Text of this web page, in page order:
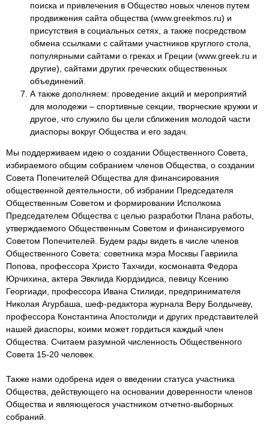
поиска и привлечения в Общество новых членов путем
продвижения сайта общества (www.greekmos.ru) и
присутствия в социальных сетях, а также посредством
обмена ссылками с сайтами участников круглого стола,
популярными сайтами о греках и Греции (www.greek.ru и
другие), сайтами других греческих общественных
объединений.
А также дополняем: проведение акций и мероприятий
для молодежи – спортивные секции, творческие кружки и
другое, что служило бы цели сближения молодой части
диаспоры вокруг Общества и его задач.
Мы поддерживаем идею о создании Общественного Совета,
избираемого общим собранием членов Общества, о создании
Совета Попечителей Общества для финансирования
общественной деятельности, об избрании Председателя
Общественным Советом и формировании Исполкома
Председателем Общества с целью разработки Плана работы,
утверждаемого Общественным Советом и финансируемого
Советом Попечителей. Будем рады видеть в числе членов
Общественного Совета: советника мэра Москвы Гавриила
Попова, профессора Христо Тахчиди, космонавта Федора
Юрчихина, актера Эвклида Кюрдзидиса, певицу Ксению
Георгиади, профессора Ивана Стилиди, предпринимателя
Николая Агурбаша, шеф-редактора журнала Веру Болдычеву,
профессора Константина Апостолиди и других представителей
нашей диаспоры, коими может гордиться каждый член
Общества. Считаем разумной численность Общественного
Совета 15-20 человек.
Также нами одобрена идея о введении статуса участника
Общества, действующего на основании доверенности членов
Общества и являющегося участником отчетно-выборных
собраний.